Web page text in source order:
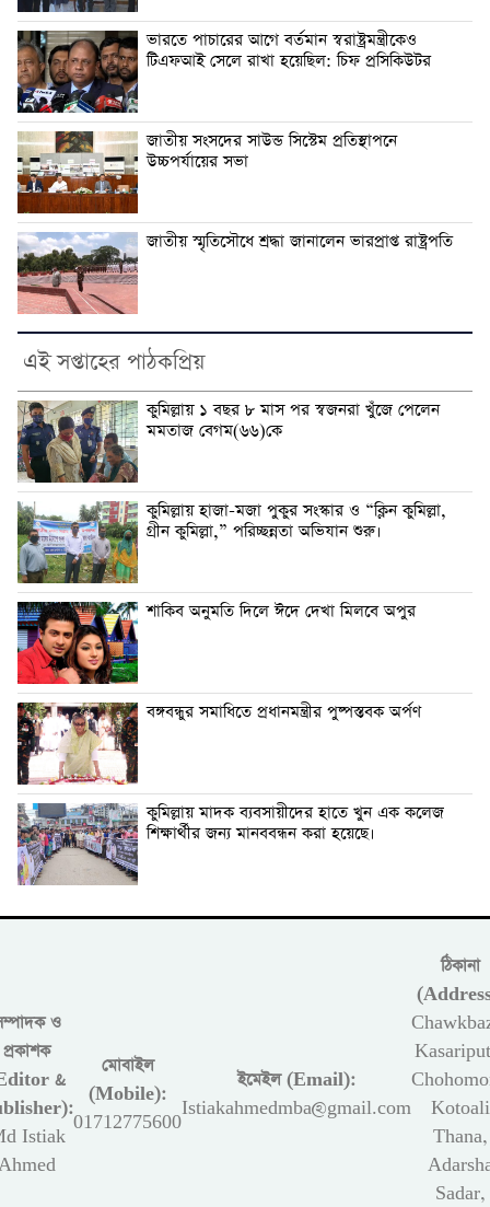
ভারতে পাচারের আগে বর্তমান স্বরাষ্ট্রমন্ত্রীকেও
টিএফআই সেলে রাখা হয়েছিল: চিফ প্রসিকিউটর
জাতীয় সংসদের সাউন্ড সিস্টেম প্রতিস্থাপনে
উচ্চপর্যায়ের সভা
জাতীয় স্মৃতিসৌধে শ্রদ্ধা জানালেন ভারপ্রাপ্ত রাষ্ট্রপতি
এই সপ্তাহের পাঠকপ্রিয়
কুমিল্লায় ১ বছর ৮ মাস পর স্বজনরা খুঁজে পেলেন
মমতাজ বেগম(৬৬)কে
কুমিল্লায় হাজা-মজা পুকুর সংস্কার ও “ক্লিন কুমিল্লা,
গ্রীন কুমিল্লা,” পরিচ্ছন্নতা অভিযান শুরু।
শাকিব অনুমতি দিলে ঈদে দেখা মিলবে অপুর
বঙ্গবন্ধুর সমাধিতে প্রধানমন্ত্রীর পুষ্পস্তবক অর্পণ
কুমিল্লায় মাদক ব্যবসায়ীদের হাতে খুন এক কলেজ
শিক্ষার্থীর জন্য মানববন্ধন করা হয়েছে।
ও
প্রকাশক
&
Istiak
মোবাইল
(Mobile):
01712775600
ইমেইল (Email):
Istiakahmedmba@gmail.com
ঠিকানা
Kotoali
Thana,
Sadar,